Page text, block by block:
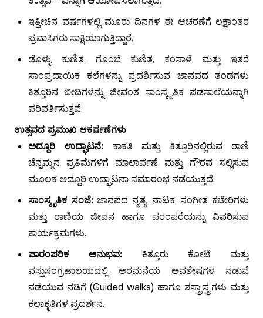
ಇತ್ತೀಚಿನ ವರ್ಷಗಳಲ್ಲಿ ಮೂರು ದಿನಗಳ ಈ ಆಚರಣೆಗೆ ಲಕ್ಷಾಂತರ
ಪ್ರವಾಸಿಗರು ಸಾಕ್ಷಿಯಾಗುತ್ತಿದ್ದಾರೆ.
ಡೊಳ್ಳು ಕುಣಿತ, ಗೊಂಬೆ ಕುಣಿತ, ಕಂಸಾಳೆ ಮತ್ತು ಇತರೆ
ಸಾಂಪ್ರದಾಯಿಕ ಕಲೆಗಳನ್ನು ಪ್ರದರ್ಶಿಸುವ ಜಾನಪದ ತಂಡಗಳು
ಕಿತ್ತೂರಿನ ಬೀದಿಗಳನ್ನು ಜೀವಂತ ಸಾಂಸ್ಕೃತಿಕ ಪಡಸಾಲೆಯನ್ನಾಗಿ
ಪರಿವರ್ತಿಸುತ್ತವೆ.
ಉತ್ಸವದ ಪ್ರಮುಖ ಆಕರ್ಷಣೆಗಳು
ಅದ್ದೂರಿ ಉದ್ಘಾಟನೆ: ಕಾಕತಿ ಮತ್ತು ಕಿತ್ತೂರಿನಲ್ಲಿರುವ ರಾಣಿ
ಚೆನ್ನಮ್ಮನ ಪ್ರತಿಮೆಗಳಿಗೆ ಮಾಲಾರ್ಪಣೆ ಮತ್ತು ಗೌರವ ಸಲ್ಲಿಸುವ
ಮೂಲಕ ಅದ್ದೂರಿ ಉದ್ಘಾಟನಾ ಸಮಾರಂಭ ನಡೆಯುತ್ತದೆ.
ಸಾಂಸ್ಕೃತಿಕ ಸಂಜೆ:ಜಾನಪದ ನೃತ್ಯ, ನಾಟಕ, ಸಂಗೀತ ಕಚೇರಿಗಳು
ಮತ್ತು ರಾಣಿಯ ಜೀವನ ಹಾಗೂ ಪರಂಪರೆಯನ್ನು ವಿವರಿಸುವ
ಕಾರ್ಯಕ್ರಮಗಳು.
ಪಾರಂಪರಿಕ ಅನುಭವ: ಕಿತ್ತೂರು ಕೋಟೆ ಮತ್ತು
ವಸ್ತುಸಂಗ್ರಹಾಲಯದಲ್ಲಿ ಅರಮನೆಯ ಅವಶೇಷಗಳ ನಡುವೆ
ನಡೆಯುವ ನಡಿಗೆ (Guided walks) ಹಾಗೂ ಶಸ್ತ್ರಾಸ್ತ್ರಗಳು ಮತ್ತು
ಕಲಾಕೃತಿಗಳ ಪ್ರದರ್ಶನ.